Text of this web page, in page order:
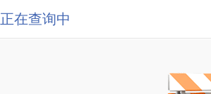
正在查询中